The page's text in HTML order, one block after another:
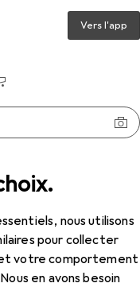
nous utilisons
pour collecter
votre comportement
en avons besoin
Vers l'app
Ø 17
Polyst 10cm 4